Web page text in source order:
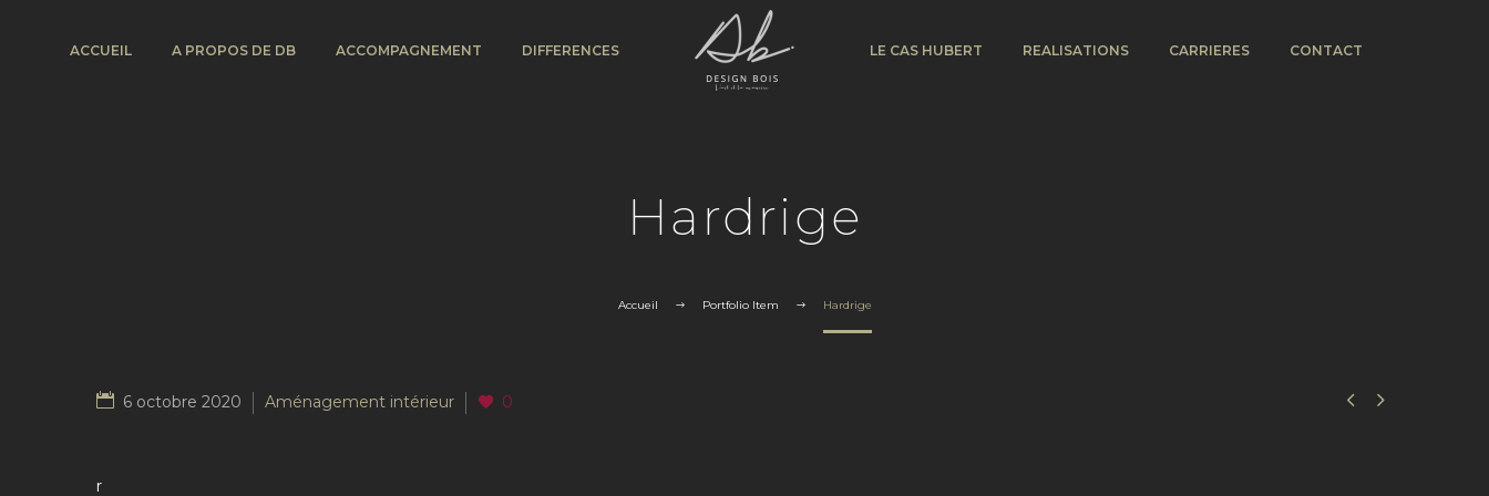
ACCUEIL A PROPOS DE DB ACCOMPAGNEMENT DIFFERENCES LE CAS HUBERT REALISATIONS CARRIERES CONTACT
Hardrige
Accueil Portfolio Item Hardrige
 
6 octobre 2020 Aménagement intérieur 0
r